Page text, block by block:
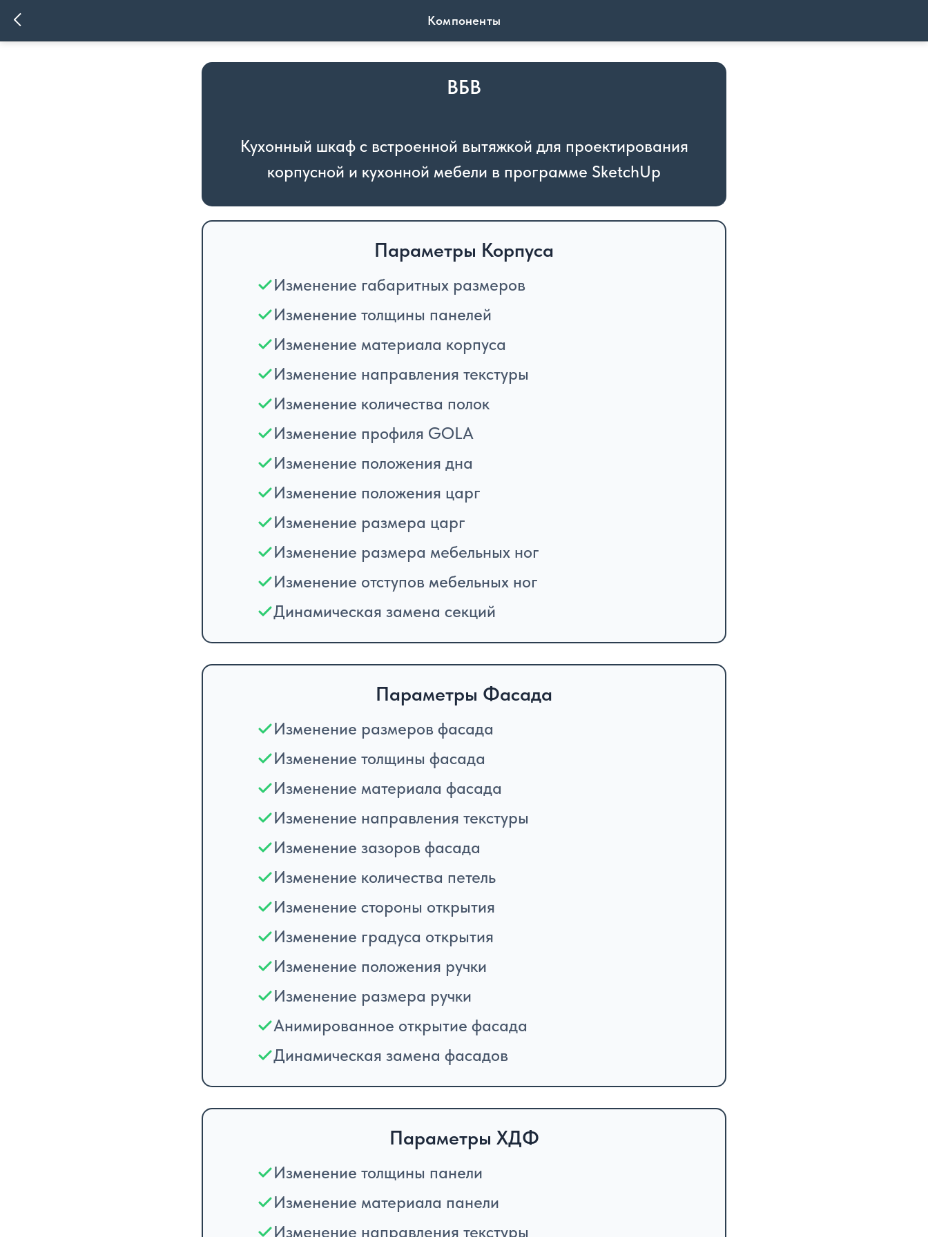
Компоненты
ВБВ
Кухонный шкаф с встроенной вытяжкой для проектирования
корпусной и кухонной мебели в программе SketchUp
Параметры Корпуса
Изменение габаритных размеров
Изменение толщины панелей
Изменение материала корпуса
Изменение направления текстуры
Изменение количества полок
Изменение профиля GOLA
Изменение положения дна
Изменение положения царг
Изменение размера царг
Изменение размера мебельных ног
Изменение отступов мебельных ног
Динамическая замена секций
Параметры Фасада
Изменение размеров фасада
Изменение толщины фасада
Изменение материала фасада
Изменение направления текстуры
Изменение зазоров фасада
Изменение количества петель
Изменение стороны открытия
Изменение градуса открытия
Изменение положения ручки
Изменение размера ручки
Анимированное открытие фасада
Динамическая замена фасадов
Параметры ХДФ
Изменение толщины панели
Изменение материала панели
Изменение направления текстуры